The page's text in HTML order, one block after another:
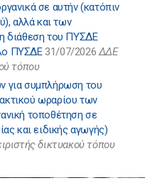
σε αυτήν (κατόπιν
αλλά και των
διάθεση του ΠΥΣΔΕ
ΠΥΣΔΕ 31/07/2026 ΔΔΕ
τόπου
για συμπλήρωση του
ωραρίου των
τοποθέτηση σε
και ειδικής αγωγής)
δικτυακού τόπου